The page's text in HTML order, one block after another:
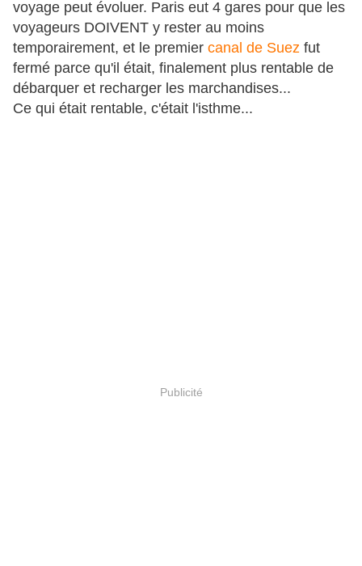
voyage peut évoluer. Paris eut 4 gares pour que les
voyageurs DOIVENT y rester au moins
temporairement, et le premier canal de Suez fut
fermé parce qu'il était, finalement plus rentable de
débarquer et recharger les marchandises...
Ce qui était rentable, c'était l'isthme...
Publicité